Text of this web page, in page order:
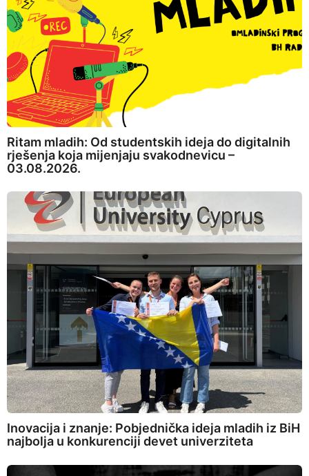
Ritam mladih: Od studentskih ideja do digitalnih
rješenja koja mijenjaju svakodnevicu –
03.08.2026.
Inovacija i znanje: Pobjednička ideja mladih iz BiH
najbolja u konkurenciji devet univerziteta